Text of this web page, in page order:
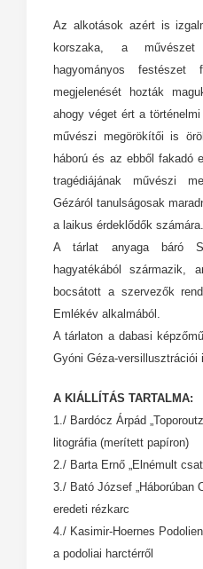
Az alkotások azért is
korszaka, a
hagyományos festészet
megjelenését hozták
ahogy véget ért a
művészi megörökítői is
háború és az ebből fakadó
tragédiájának művészi
Gézáról tanulságosak
a laikus érdeklődők számára.
A tárlat anyaga báró
hagyatékából származik,
bocsátott a szervezők
Emlékév alkalmából.
A tárlaton a dabasi
Gyóni Géza-versillusztrációi
A KIÁLLÍTÁS TARTALMA:
1./ Bardócz Árpád
litográfia (merített papíron)
2./ Barta Ernő „Elnémult
3./ Bató József „Háborúban
eredeti rézkarc
4./ Kasimir-Hoernes
a podoliai harctérről